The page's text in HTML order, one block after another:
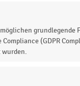
einen
Statistik? Jetzt
(GDPR
wurden.